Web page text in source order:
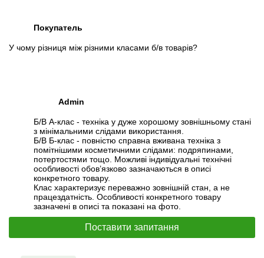
Покупатель
У чому різниця між різними класами б/в товарів?
Admin
Б/В А-клас - техніка у дуже хорошому зовнішньому стані
з мінімальними слідами використання.
Б/В Б-клас - повністю справна вживана техніка з
помітнішими косметичними слідами: подряпинами,
потертостями тощо. Можливі індивідуальні технічні
особливості обов’язково зазначаються в описі
конкретного товару.
Клас характеризує переважно зовнішній стан, а не
працездатність. Особливості конкретного товару
зазначені в описі та показані на фото.
Поставити запитання